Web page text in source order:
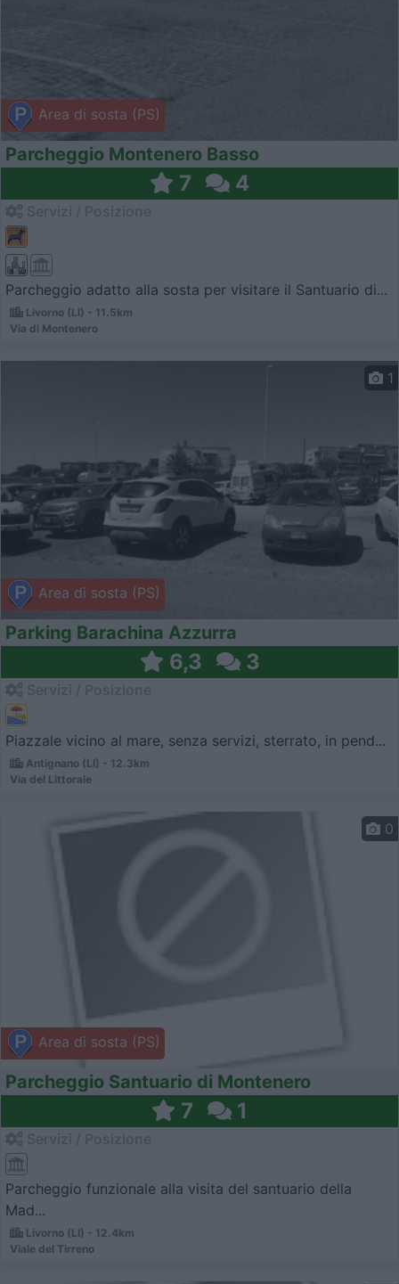
Area di sosta (PS)
Parcheggio Montenero Basso
7 4
Parcheggio adatto alla sosta per visitare il Santuario di...
Livorno (LI) - 11.5km
Via di Montenero
Area di sosta (PS)
1
Parking Barachina Azzurra
6,3 3
Piazzale vicino al mare, senza servizi, sterrato, in pend...
Antignano (LI) - 12.3km
Via del Littorale
Area di sosta (PS)
0
Parcheggio Santuario di Montenero
7 1
Parcheggio funzionale alla visita del santuario della
Mad...
Livorno (LI) - 12.4km
Viale del Tirreno